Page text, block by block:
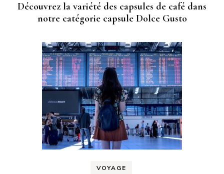
Découvrez la variété des capsules de café dans
notre catégorie capsule Dolce Gusto
VOYAGE